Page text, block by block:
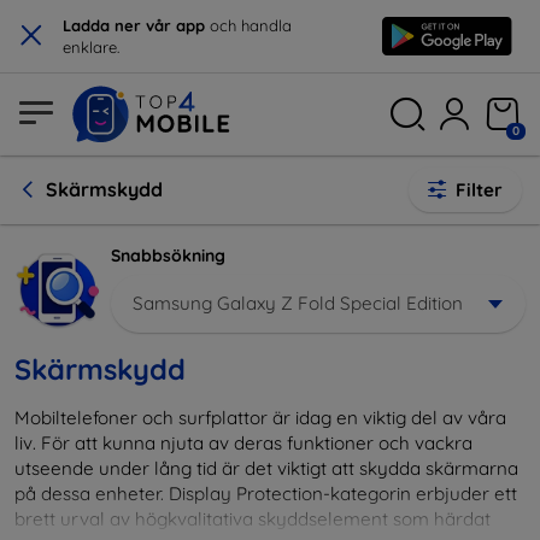
× Ladda ner vår app och handla
enklare.
0
Skärmskydd Filter
Snabbsökning
Samsung Galaxy Z Fold Special Edition
Skärmskydd
Mobiltelefoner och surfplattor är idag en viktig del av våra
liv. För att kunna njuta av deras funktioner och vackra
utseende under lång tid är det viktigt att skydda skärmarna
på dessa enheter. Display Protection-kategorin erbjuder ett
brett urval av högkvalitativa skyddselement som härdat